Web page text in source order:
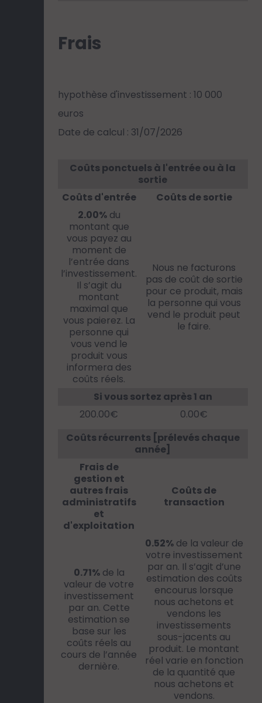
Frais
hypothèse d'investissement : 10 000
euros
Date de calcul : 31/07/2026
Coûts ponctuels à l'entrée ou à la
sortie
Coûts d'entrée
Coûts de sortie
2.00%du
montant que
vous payez au
moment de
l’entrée dans
l’investissement.
Il s’agit du
montant
maximal que
vous paierez. La
personne qui
vous vend le
produit vous
informera des
coûts réels.
Nous ne facturons
pas de coût de sortie
pour ce produit, mais
la personne qui vous
vend le produit peut
le faire.
Si vous sortez après 1 an
200.00€
0.00€
Coûts récurrents [prélevés chaque
année]
Frais de
gestion et
autres frais
administratifs
et
d'exploitation
Coûts de
transaction
0.71%de la
valeur de votre
investissement
par an. Cette
estimation se
base sur les
coûts réels au
cours de l’année
dernière.
0.52%de la valeur de
votre investissement
par an. Il s’agit d’une
estimation des coûts
encourus lorsque
nous achetons et
vendons les
investissements
sous-jacents au
produit. Le montant
réel varie en fonction
de la quantité que
nous achetons et
vendons.